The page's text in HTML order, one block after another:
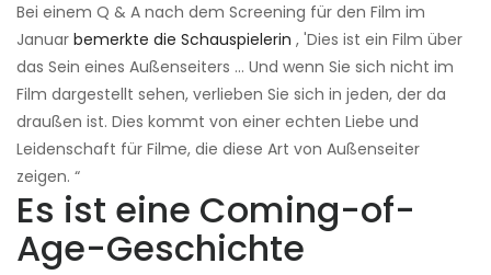
Bei einem Q & A nach dem Screening für den Film im
Januar bemerkte die Schauspielerin , 'Dies ist ein Film über
das Sein eines Außenseiters ... Und wenn Sie sich nicht im
Film dargestellt sehen, verlieben Sie sich in jeden, der da
draußen ist. Dies kommt von einer echten Liebe und
Leidenschaft für Filme, die diese Art von Außenseiter
zeigen. “
Es ist eine Coming-of-
Age-Geschichte